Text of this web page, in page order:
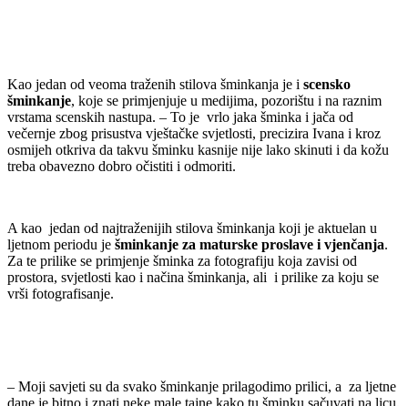
Kao jedan od veoma traženih stilova šminkanja je i scensko
šminkanje, koje se primjenjuje u medijima, pozorištu i na raznim
vrstama scenskih nastupa. – To je vrlo jaka šminka i jača od
večernje zbog prisustva vještačke svjetlosti, precizira Ivana i kroz
osmijeh otkriva da takvu šminku kasnije nije lako skinuti i da kožu
treba obavezno dobro očistiti i odmoriti.
A kao jedan od najtraženijih stilova šminkanja koji je aktuelan u
ljetnom periodu je šminkanje za maturske proslave i vjenčanja.
Za te prilike se primjenje šminka za fotografiju koja zavisi od
prostora, svjetlosti kao i načina šminkanja, ali i prilike za koju se
vrši fotografisanje.
– Moji savjeti su da svako šminkanje prilagodimo prilici, a za ljetne
dane je bitno i znati neke male tajne kako tu šminku sačuvati na licu,